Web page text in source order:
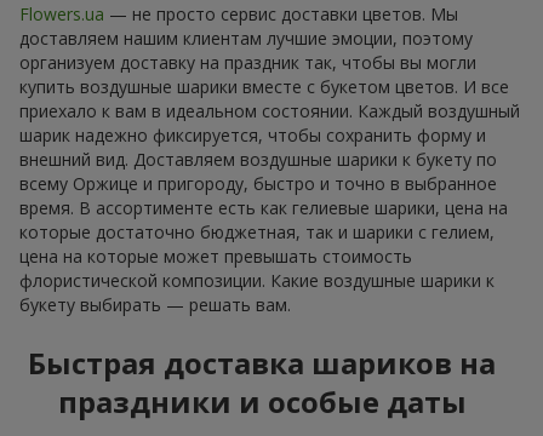
Flowers.ua — не просто сервис доставки цветов. Мы
доставляем нашим клиентам лучшие эмоции, поэтому
организуем доставку на праздник так, чтобы вы могли
купить воздушные шарики вместе с букетом цветов. И все
приехало к вам в идеальном состоянии. Каждый воздушный
шарик надежно фиксируется, чтобы сохранить форму и
внешний вид. Доставляем воздушные шарики к букету по
всему Оржице и пригороду, быстро и точно в выбранное
время. В ассортименте есть как гелиевые шарики, цена на
которые достаточно бюджетная, так и шарики с гелием,
цена на которые может превышать стоимость
флористической композиции. Какие воздушные шарики к
букету выбирать — решать вам.
Быстрая доставка шариков на
праздники и особые даты